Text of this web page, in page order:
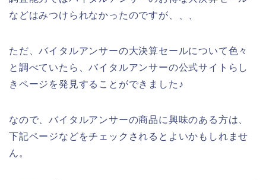
などはみつけられなかったのですが、、、
ただ、バイタルアンサーの大決算セールについて色々
と調べていたら、バイタルアンサーの公式サイトらし
きページを発見することができました♪
なので、バイタルアンサーの商品に興味のある方は、
下記ページなどをチェックされるとよいかもしれませ
ん。